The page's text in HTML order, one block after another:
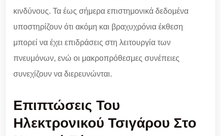
κινδύνους. Τα έως σήμερα επιστημονικά δεδομένα
υποστηρίζουν ότι ακόμη και βραχυχρόνια έκθεση
μπορεί να έχει επιδράσεις στη λειτουργία των
πνευμόνων, ενώ οι μακροπρόθεσμες συνέπειες
συνεχίζουν να διερευνώνται.
Επιπτώσεις Του
Ηλεκτρονικού Τσιγάρου Στο